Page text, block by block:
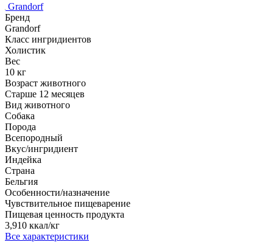
Grandorf
Бренд
Grandorf
Класс ингридиентов
Холистик
Вес
10 кг
Возраст животного
Старше 12 месяцев
Вид животного
Собака
Порода
Всепородный
Вкус/ингридиент
Индейка
Страна
Бельгия
Особенности/назначение
Чувствительное пищеварение
Пищевая ценность продукта
3,910 ккал/кг
Все характеристики